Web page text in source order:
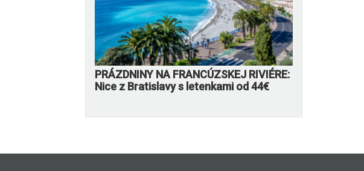
PRÁZDNINY NA FRANCÚZSKEJ RIVIÉRE:
Nice z Bratislavy s letenkami od 44€